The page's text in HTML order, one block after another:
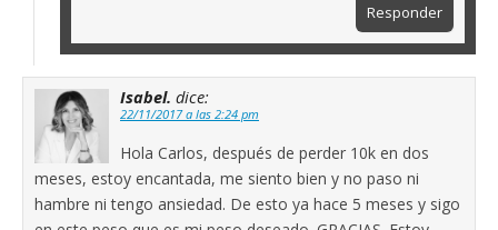
Responder
Isabel. dice:
22/11/2017 a las 2:24 pm
Hola Carlos, después de perder 10k en dos
meses, estoy encantada, me siento bien y no paso ni
hambre ni tengo ansiedad. De esto ya hace 5 meses y sigo